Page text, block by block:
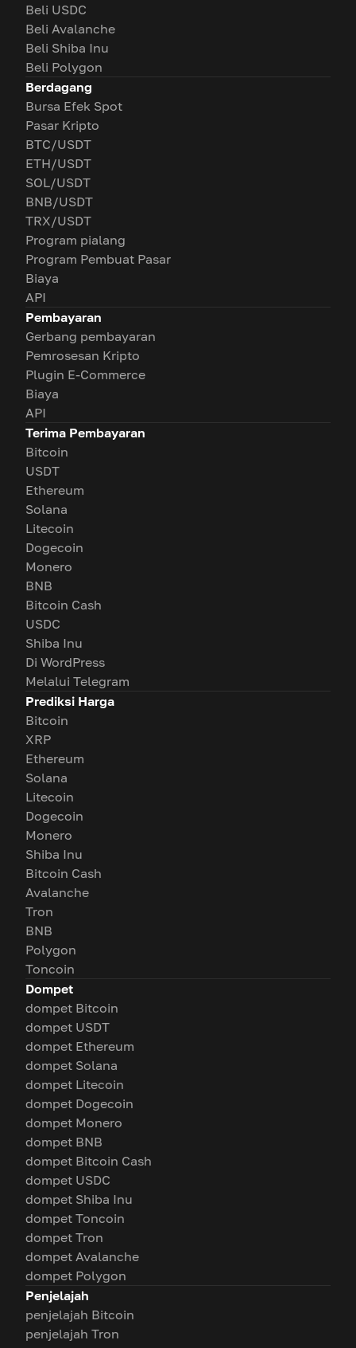
Beli USDC
Beli Avalanche
Beli Shiba Inu
Beli Polygon
Berdagang
Bursa Efek Spot
Pasar Kripto
BTC/USDT
ETH/USDT
SOL/USDT
BNB/USDT
TRX/USDT
Program pialang
Program Pembuat Pasar
Biaya
API
Pembayaran
Gerbang pembayaran
Pemrosesan Kripto
Plugin E-Commerce
Biaya
API
Terima Pembayaran
Bitcoin
USDT
Ethereum
Solana
Litecoin
Dogecoin
Monero
BNB
Bitcoin Cash
USDC
Shiba Inu
Di WordPress
Melalui Telegram
Prediksi Harga
Bitcoin
XRP
Ethereum
Solana
Litecoin
Dogecoin
Monero
Shiba Inu
Bitcoin Cash
Avalanche
Tron
BNB
Polygon
Toncoin
Dompet
dompet Bitcoin
dompet USDT
dompet Ethereum
dompet Solana
dompet Litecoin
dompet Dogecoin
dompet Monero
dompet BNB
dompet Bitcoin Cash
dompet USDC
dompet Shiba Inu
dompet Toncoin
dompet Tron
dompet Avalanche
dompet Polygon
Penjelajah
penjelajah Bitcoin
penjelajah Tron